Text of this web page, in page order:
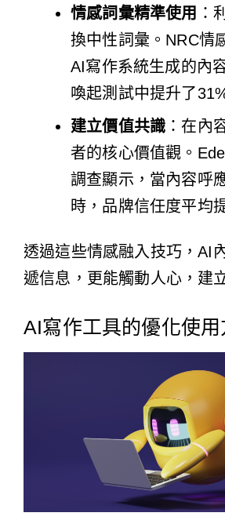
情感詞彙精準使用 ：
換中性詞彙。NRC情
AI寫作系統生成的內
喚起測試中提升了
建立價值共識 ：在內
者的核心價值觀。
調查顯示，當內容呼
時，品牌信任度平均
透過這些情感融入技巧，AI
遞信息，更能觸動人心，建
AI寫作工具的優化使用